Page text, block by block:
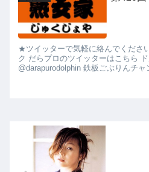
★ツイッターで気軽に絡んでくださ
ク だらプロのツイッターはこちら
@darapurodolphin 鉄板ごぶりんチ